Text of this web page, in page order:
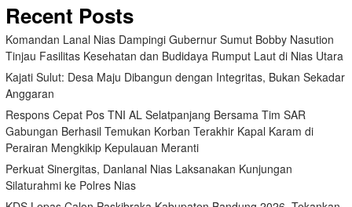
Recent Posts
Komandan Lanal Nias Dampingi Gubernur Sumut Bobby Nasution
Tinjau Fasilitas Kesehatan dan Budidaya Rumput Laut di Nias Utara
Kajati Sulut: Desa Maju Dibangun dengan Integritas, Bukan Sekadar
Anggaran
Respons Cepat Pos TNI AL Selatpanjang Bersama Tim SAR
Gabungan Berhasil Temukan Korban Terakhir Kapal Karam di
Perairan Mengkikip Kepulauan Meranti
Perkuat Sinergitas, Danlanal Nias Laksanakan Kunjungan
Silaturahmi ke Polres Nias